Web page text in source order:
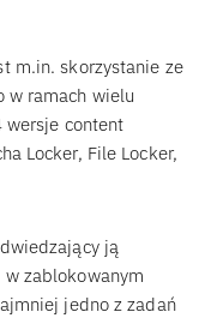
m.in. skorzystanie ze
w ramach wielu
wersje content
Locker, File Locker,
ją
zablokowanym
jedno z zadań